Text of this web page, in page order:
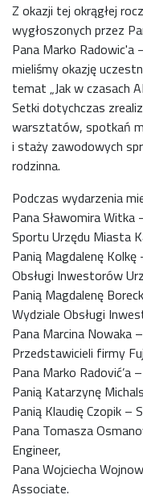
Z okazji tej okrągłej
wygłoszonych przez
Pana Marko Radowic'a
mieliśmy okazję
temat „Jak w czasach
Setki dotychczas
warsztatów, spotkań
i staży zawodowych
rodzinna.
Podczas wydarzenia
Pana Sławomira Witka
Sportu Urzędu Miasta
Panią Magdalenę
Obsługi Inwestorów
Panią Magdalenę
Wydziale Obsługi
Pana Marcina Nowaka
Przedstawicieli firmy
Pana Marko Radović’a
Panią Katarzynę
Panią Klaudię Czopik –
Pana Tomasza
Engineer,
Pana Wojciecha
Associate.